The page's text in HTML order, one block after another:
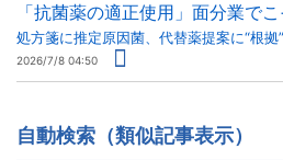
「抗菌薬の適正使用」面分業で
処方箋に推定原因菌、代替薬提案に“根拠”
2026/7/8 04:50
自動検索（類似記事表示）